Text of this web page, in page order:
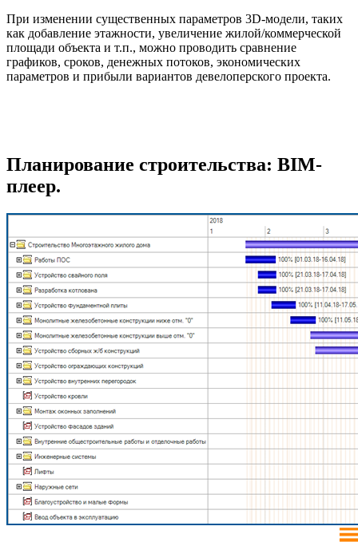
При изменении существенных параметров 3D-модели, таких
как добавление этажности, увеличение жилой/коммерческой
площади объекта и т.п., можно проводить сравнение
графиков, сроков, денежных потоков, экономических
параметров и прибыли вариантов девелоперского проекта.
Планирование строительства: BIM-
плеер.